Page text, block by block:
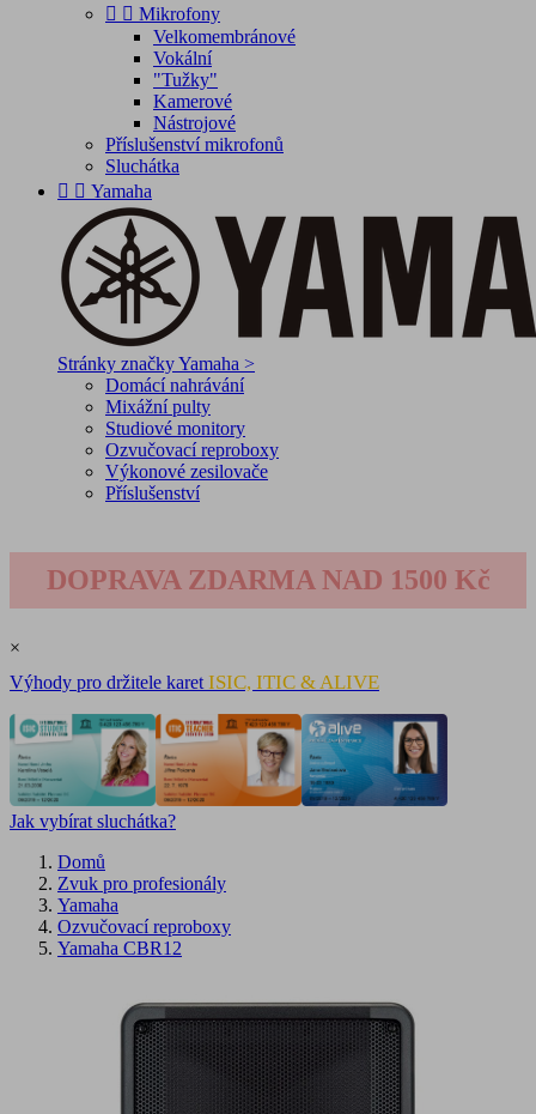
  Mikrofony
Velkomembránové
Vokální
"Tužky"
Kamerové
Nástrojové
Příslušenství mikrofonů
Sluchátka
  Yamaha
Stránky značky Yamaha >
Domácí nahrávání
Mixážní pulty
Studiové monitory
Ozvučovací reproboxy
Výkonové zesilovače
Příslušenství
DOPRAVA ZDARMA NAD 1500 Kč
×
Výhody pro držitele karet ISIC, ITIC & ALIVE
Jak vybírat sluchátka?
Domů
Zvuk pro profesionály
Yamaha
Ozvučovací reproboxy
Yamaha CBR12